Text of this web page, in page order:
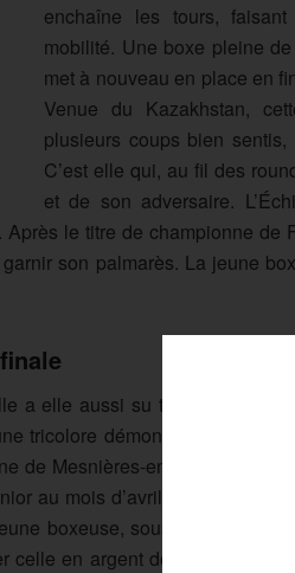
enchaîne les tours,
mobilité. Une boxe pleine
met à nouveau en place en
Venue du Kazakhstan,
plusieurs coups bien sentis,
C’est elle qui, au fil des
et de son adversaire.
le titre de championne de
son palmarès. La jeune
a elle aussi su triompher à
tricolore démontre toute sa
de Mesnières-en-Bray
au mois d’avril, elle sait la
boxeuse, sous le regard
celle en argent de Mopin